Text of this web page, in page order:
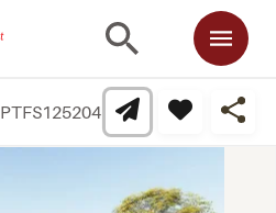
PTFS125204